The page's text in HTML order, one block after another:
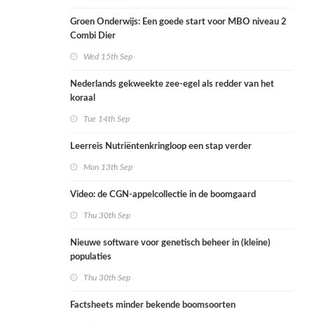
Groen Onderwijs: Een goede start voor MBO niveau 2
Combi Dier
Wed 15th Sep
Nederlands gekweekte zee-egel als redder van het
koraal
Tue 14th Sep
Leerreis Nutriëntenkringloop een stap verder
Mon 13th Sep
Video: de CGN-appelcollectie in de boomgaard
Thu 30th Sep
Nieuwe software voor genetisch beheer in (kleine)
populaties
Thu 30th Sep
Factsheets minder bekende boomsoorten